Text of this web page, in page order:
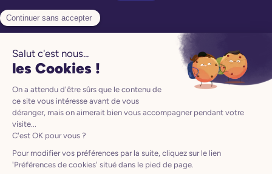
Politique de confidentialité
Mentions légales
CGV
CGU
Le produit Poppins est un dispositif médical de classe I
conformément au Règlement 2017/745 (EU), et porte en ce titre
le marquage CE.